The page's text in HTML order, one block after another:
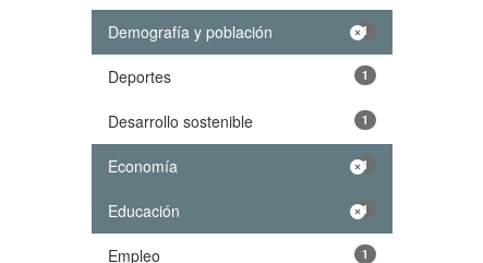
Demografía y población 1
Deportes 1
Desarrollo sostenible 1
Economía 1
Educación 1
Empleo 1